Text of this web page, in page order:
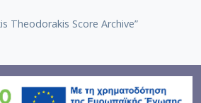
Theodorakis Score Archive”